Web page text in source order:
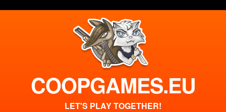
COOPGAMES.EU
LET'S PLAY TOGETHER!